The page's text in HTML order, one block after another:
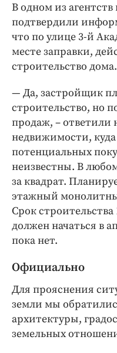
В одном из
подтвердили
что по улице 3-й
месте заправки,
строительство дома.
— Да, застройщик
строительство, но
продаж, – ответили
недвижимости,
потенциальных
неизвестны. В
за квадрат.
этажный
Срок
должен начаться в
пока нет.
Официально
Для прояснения
земли мы
архитектуры,
земельных